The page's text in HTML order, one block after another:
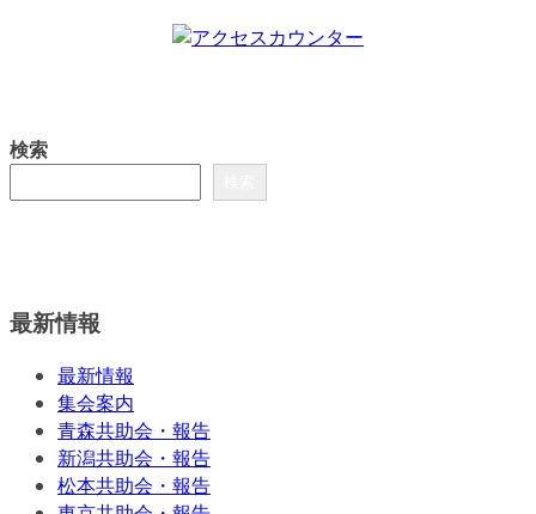
検索
最新情報
最新情報
集会案内
青森共助会・報告
新潟共助会・報告
松本共助会・報告